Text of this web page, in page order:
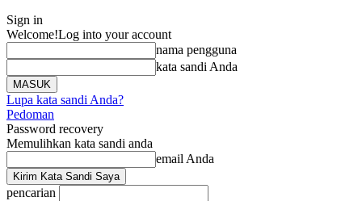
Sign in
Welcome!Log into your account
nama pengguna
kata sandi Anda
Lupa kata sandi Anda?
Pedoman
Password recovery
Memulihkan kata sandi anda
email Anda
pencarian